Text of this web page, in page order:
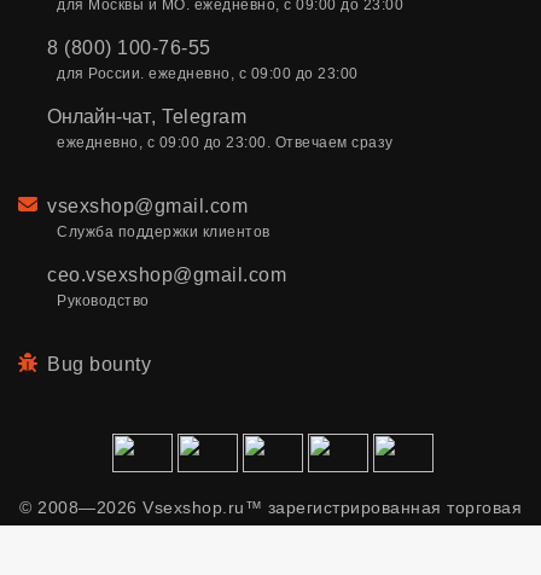
для Москвы и МО. ежедневно, с 09:00 до 23:00
8 (800) 100-76-55
для России. ежедневно, с 09:00 до 23:00
Онлайн-чат, Telegram
ежедневно, с 09:00 до 23:00. Отвечаем сразу
Email
vsexshop@gmail.com
Служба поддержки клиентов
ceo.vsexshop@gmail.com
Руководство
Bug bounty
© 2008—2026 Vsexshop.ru™ зарегистрированная торговая